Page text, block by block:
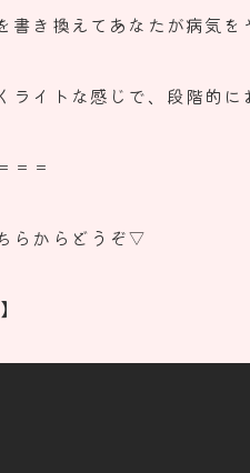
書き換えてあなたが病気を
イトな感じで、 段階的に
＝＝
らからどうぞ▽